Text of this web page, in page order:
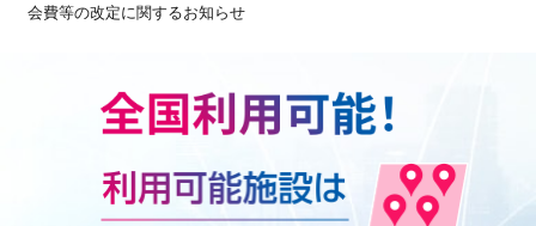
会費等の改定に関するお知らせ